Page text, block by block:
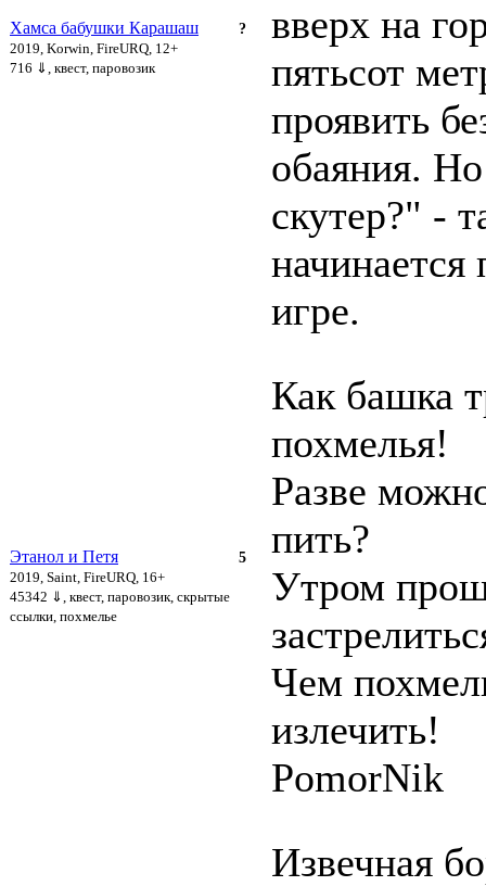
?
Хамса бабушки Карашаш
2019, Korwin, FireURQ, 12+
716 ⇓ , квест, паровозик
вверх на
пятьсот
проявить
обаяния.
скутер?" -
начинается
игре.
5
Этанол и Петя
2019, Saint, FireURQ, 16+
45342 ⇓ , квест, паровозик, скрытые
ссылки, похмелье
Как башка
похмелья!
Разве
пить?
Утром
Чем
излечить!
PomorNik
Извечная